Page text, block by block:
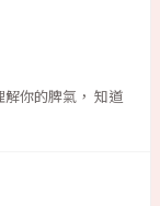
你的脾氣， 知道